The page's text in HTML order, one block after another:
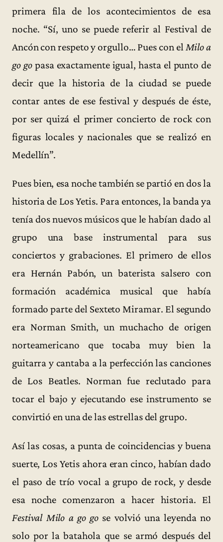
primera fila de los acontecimientos de esa
noche. “Sí, uno se puede referir al Festival de
Ancón con respeto y orgullo… Pues con el Milo a
go gopasa exactamente igual, hasta el punto de
decir que la historia de la ciudad se puede
contar antes de ese festival y después de éste,
por ser quizá el primer concierto de rock con
figuras locales y nacionales que se realizó en
Medellín”.
Pues bien, esa noche también se partió en dos la
historia de Los Yetis. Para entonces, la banda ya
tenía dos nuevos músicos que le habían dado al
grupo una base instrumental para sus
conciertos y grabaciones. El primero de ellos
era Hernán Pabón, un baterista salsero con
formación académica musical que había
formado parte del Sexteto Miramar. El segundo
era Norman Smith, un muchacho de origen
norteamericano que tocaba muy bien la
guitarra y cantaba a la perfección las canciones
de Los Beatles. Norman fue reclutado para
tocar el bajo y ejecutando ese instrumento se
convirtió en una de las estrellas del grupo.
Así las cosas, a punta de coincidencias y buena
suerte, Los Yetis ahora eran cinco, habían dado
el paso de trío vocal a grupo de rock, y desde
esa noche comenzaron a hacer historia. El
Festival Milo a go go se volvió una leyenda no
solo por la batahola que se armó después del